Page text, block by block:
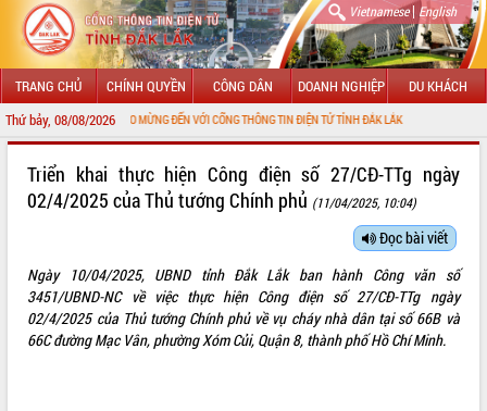
Vietnamese| English
TRANG CHỦ CHÍNH QUYỀN CÔNG DÂN DOANH NGHIỆP DU KHÁCH
Thứ bảy, 08/08/2026CHÀO MỪNG ĐẾN VỚI CỔNG THÔNG TIN ĐIỆN TỬ TỈNH ĐẮK LẮK
LÃNH ĐẠO UBND TỈNH
SỞ, BAN, NGÀNH
UBND CÁC XÃ, PHƯỜNG
Triển khai thực hiện Công điện số 27/CĐ-TTg ngày
02/4/2025 của Thủ tướng Chính phủ (11/04/2025, 10:04)
Đọc bài viết
Ngày 10/04/2025, UBND tỉnh Đắk Lắk ban hành Công văn số
3451/UBND-NC về việc thực hiện Công điện số 27/CĐ-TTg ngày
02/4/2025 của Thủ tướng Chính phủ về vụ cháy nhà dân tại số 66B và
66C đường Mạc Vân, phường Xóm Củi, Quận 8, thành phố Hồ Chí Minh.